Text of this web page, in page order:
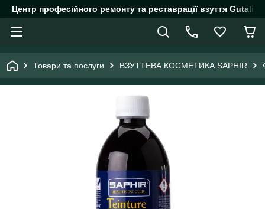
Центр професійного ремонту та реставрації взуття
Товари та послуги ВЗУТТЕВА КОСМЕТИКА SAPHIR